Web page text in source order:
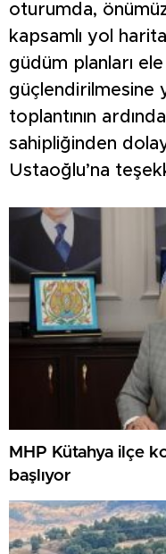
oturumda,
kapsamlı yol
güdüm planları
güçlendirilmesine
toplantının
sahipliğinden
Ustaoğlu’na
MHP Kütahya ilçe
başlıyor